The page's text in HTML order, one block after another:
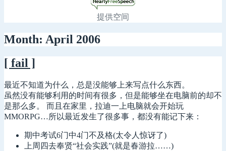
提供空间
Month: April 2006
[ fail ]
最近不知道为什么，总是没能够上来写点什么东西。
虽然没有能够利用的时间有很多，但是能够坐在电脑前的却不
是那么多。 而且在家里，拉迪一上电脑就会开始玩
MMORPG…所以最近发生了很多事，都没有能记下来：
期中考试6门中4门不及格(太令人惊讶了)
上周四去奉贤“社会实践”(就是春游拉……)